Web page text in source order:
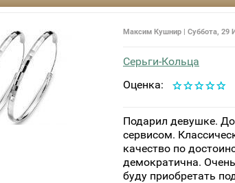
Максим Кушнир | Суббота, 29
Серьги-Кольца
Оценка:
Подарил девушке.
сервисом.
качество по
демократична.
буду приобретать